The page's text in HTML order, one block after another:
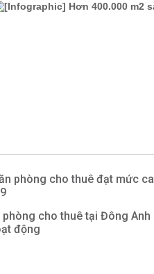
phòng cho thuê đạt mức
phòng cho thuê tại Đông Anh
động